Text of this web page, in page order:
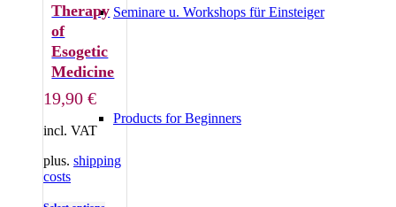
Seminare u. Workshops für Einsteiger
Products for Beginners
Therapy
of
Esogetic
Medicine
19,90 €
incl. VAT
plus. shipping
costs